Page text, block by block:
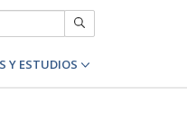
Y ESTUDIOS